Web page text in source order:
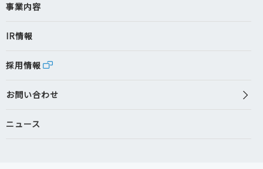
事業内容
IR情報
採用情報
お問い合わせ
ニュース